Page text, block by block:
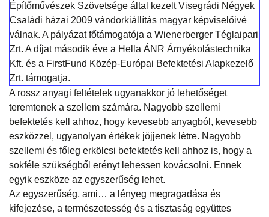
Építőművészek Szövetsége által kezelt Visegrádi Négyek
Családi házai 2009 vándorkiállítás magyar képviselőivé
válnak. A pályázat főtámogatója a Wienerberger Téglaipari
Zrt. A díjat második éve a Hella ÁNR Árnyékolástechnika
Kft. és a FirstFund Közép-Európai Befektetési Alapkezelő
Zrt. támogatja.
A rossz anyagi feltételek ugyanakkor jó lehetőséget
teremtenek a szellem számára. Nagyobb szellemi
befektetés kell ahhoz, hogy kevesebb anyagból, kevesebb
eszközzel, ugyanolyan értékek jöjjenek létre. Nagyobb
szellemi és főleg erkölcsi befektetés kell ahhoz is, hogy a
sokféle szükségből erényt lehessen kovácsolni. Ennek
egyik eszköze az egyszerűség lehet.
Az egyszerűség, ami… a lényeg megragadása és
kifejezése, a természetesség és a tisztaság együttes